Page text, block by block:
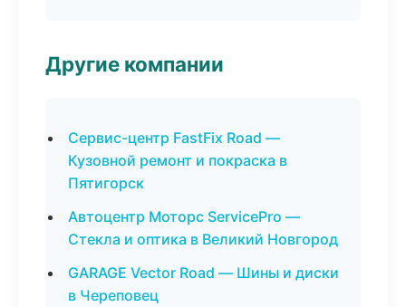
Другие компании
Сервис-центр FastFix Road —
Кузовной ремонт и покраска в
Пятигорск
Автоцентр Моторс ServicePro —
Стекла и оптика в Великий Новгород
GARAGE Vector Road — Шины и диски
в Череповец